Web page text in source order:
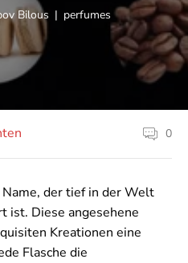
Bilous | Artikel-
perfumes
0
der tief in der Welt
ist. Diese angesehene
Kreationen eine
Flasche die